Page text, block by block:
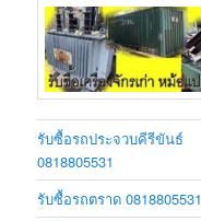
รับซื้อรถประจวบคีรีขันธ์
0818805531
รับซื้อรถตราด 0818805531